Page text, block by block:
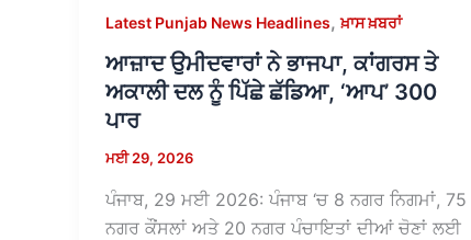
Latest Punjab News Headlines,ਖ਼ਾਸ ਖ਼ਬਰਾਂ
ਆਜ਼ਾਦ ਉਮੀਦਵਾਰਾਂ ਨੇ ਭਾਜਪਾ, ਕਾਂਗਰਸ ਤੇ
ਅਕਾਲੀ ਦਲ ਨੂੰ ਪਿੱਛੇ ਛੱਡਿਆ, ‘ਆਪ’ 300
ਪਾਰ
ਮਈ 29, 2026
ਪੰਜਾਬ, 29 ਮਈ 2026: ਪੰਜਾਬ ‘ਚ 8 ਨਗਰ ਨਿਗਮਾਂ, 75
ਨਗਰ ਕੌਂਸਲਾਂ ਅਤੇ 20 ਨਗਰ ਪੰਚਾਇਤਾਂ ਦੀਆਂ ਚੋਣਾਂ ਲਈ